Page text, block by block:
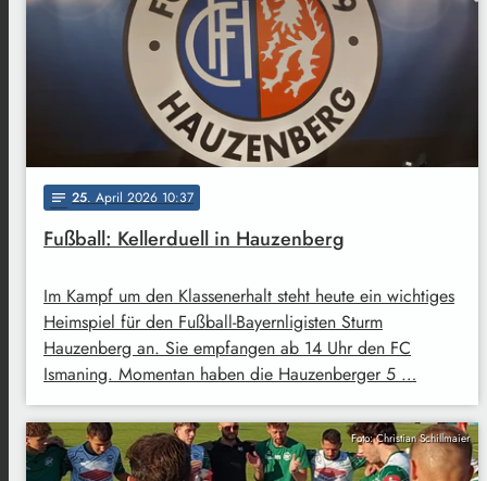
notes 25. April 2026 10:37
Fußball: Kellerduell in Hauzenberg
Im Kampf um den Klassenerhalt steht heute ein wichtiges
Heimspiel für den Fußball-Bayernligisten Sturm
Hauzenberg an. Sie empfangen ab 14 Uhr den FC
Ismaning. Momentan haben die Hauzenberger 5 …
Foto: Christian Schillmaier